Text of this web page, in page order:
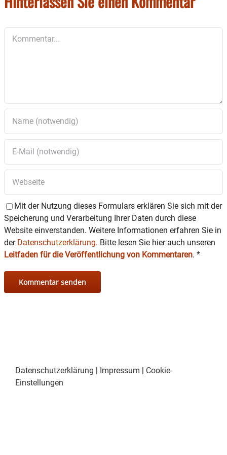
Mit der Nutzung dieses Formulars erklären Sie sich mit der
Speicherung und Verarbeitung Ihrer Daten durch diese
Website einverstanden. Weitere Informationen erfahren Sie in
der Datenschutzerklärung. Bitte lesen Sie hier auch unseren
Leitfaden für die Veröffentlichung von Kommentaren. *
Datenschutzerklärung | Impressum | Cookie-
Einstellungen